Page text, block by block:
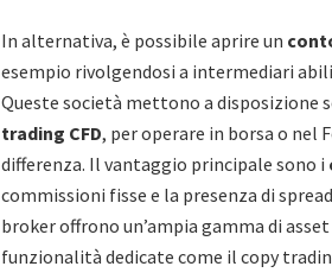
In alternativa, è possibile aprire un
esempio rivolgendosi a intermediari
Queste società mettono a disposizione
trading CFD, per operare in borsa o
differenza. Il vantaggio principale sono i
commissioni fisse e la presenza di
broker offrono un’ampia gamma di
funzionalità dedicate come il copy